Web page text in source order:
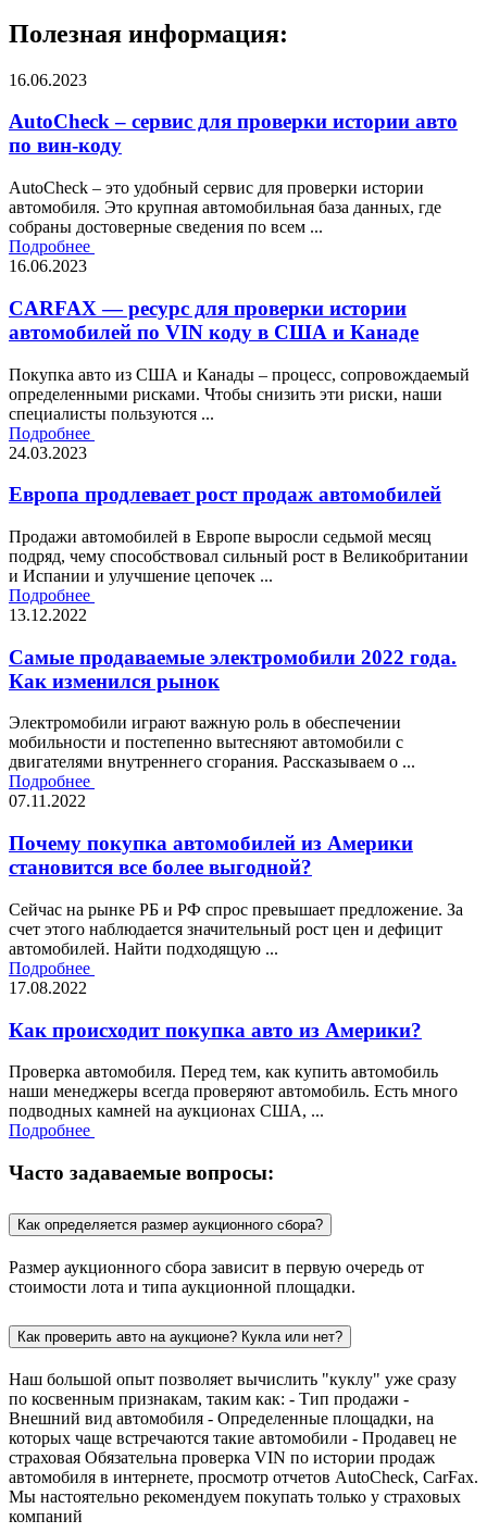
Полезная информация:
16.06.2023
AutoCheck – сервис для проверки истории авто
по вин-коду
AutoCheck – это удобный сервис для проверки истории
автомобиля. Это крупная автомобильная база данных, где
собраны достоверные сведения по всем ...
Подробнее
16.06.2023
CARFAX — ресурс для проверки истории
автомобилей по VIN коду в США и Канаде
Покупка авто из США и Канады – процесс, сопровождаемый
определенными рисками. Чтобы снизить эти риски, наши
специалисты пользуются ...
Подробнее
24.03.2023
Европа продлевает рост продаж автомобилей
Продажи автомобилей в Европе выросли седьмой месяц
подряд, чему способствовал сильный рост в Великобритании
и Испании и улучшение цепочек ...
Подробнее
13.12.2022
Самые продаваемые электромобили 2022 года.
Как изменился рынок
Электромобили играют важную роль в обеспечении
мобильности и постепенно вытесняют автомобили с
двигателями внутреннего сгорания. Рассказываем о ...
Подробнее
07.11.2022
Почему покупка автомобилей из Америки
становится все более выгодной?
Сейчас на рынке РБ и РФ спрос превышает предложение. За
счет этого наблюдается значительный рост цен и дефицит
автомобилей. Найти подходящую ...
Подробнее
17.08.2022
Как происходит покупка авто из Америки?
Проверка автомобиля. Перед тем, как купить автомобиль
наши менеджеры всегда проверяют автомобиль. Есть много
подводных камней на аукционах США, ...
Подробнее
Часто задаваемые вопросы:
Как определяется размер аукционного сбора?
Размер аукционного сбора зависит в первую очередь от
стоимости лота и типа аукционной площадки.
Как проверить авто на аукционе? Кукла или нет?
Наш большой опыт позволяет вычислить "куклу" уже сразу
по косвенным признакам, таким как: - Тип продажи -
Внешний вид автомобиля - Определенные площадки, на
которых чаще встречаются такие автомобили - Продавец не
страховая Обязательна проверка VIN по истории продаж
автомобиля в интернете, просмотр отчетов AutoCheck, CarFax.
Мы настоятельно рекомендуем покупать только у страховых
компаний